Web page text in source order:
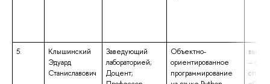
5.
Клышинский
Эдуард
Станиславович
Заведующий
лабораторией;
Доцент;
Объектно-
ориентированное
программирование
–